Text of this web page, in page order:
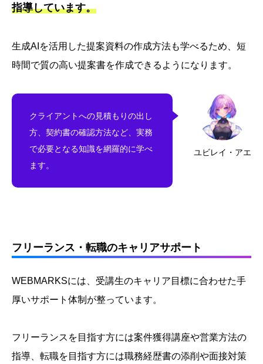
指導しています。
生成AIを活用した提案資料の作成方法も学べるため、短
時間で質の高い提案書を作成できるようになります。
ユビレイ・アエ
クライアントへの見積もりの出し
方、契約書の確認方法など、実務
で必要となる知識を網羅的に学べ
ます。
フリーランス・転職のキャリアサポート
WEBMARKSには、受講生のキャリア目標に合わせた手
厚いサポート体制が整っています。
フリーランスを目指す方には案件獲得講座や営業方法の
指導、転職を目指す方には職務経歴書の添削や面接対策